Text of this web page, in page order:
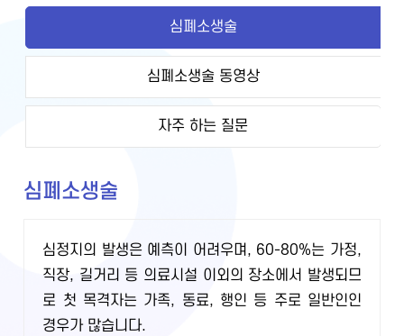
심폐소생술
심폐소생술 동영상
자주 하는 질문
심폐소생술
심정지의 발생은 예측이 어려우며, 60-80%는 가정,
직장, 길거리 등 의료시설 이외의 장소에서 발생되므
로 첫 목격자는 가족, 동료, 행인 등 주로 일반인인
경우가 많습니다.